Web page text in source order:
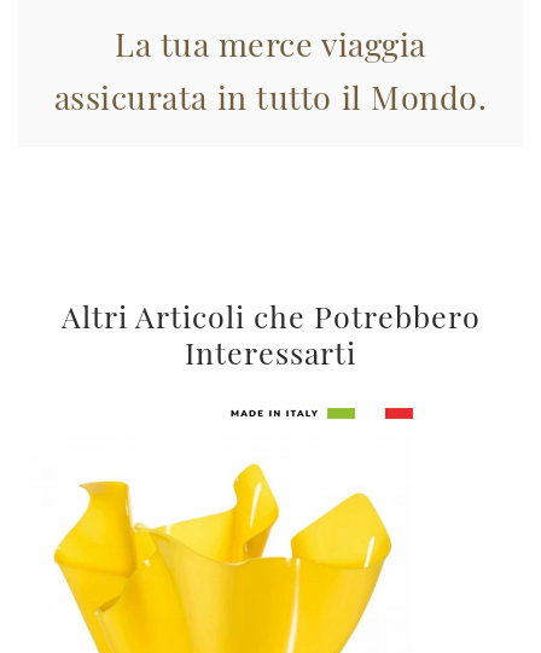
La tua merce viaggia
assicurata in tutto il Mondo.
Altri Articoli che Potrebbero
Interessarti